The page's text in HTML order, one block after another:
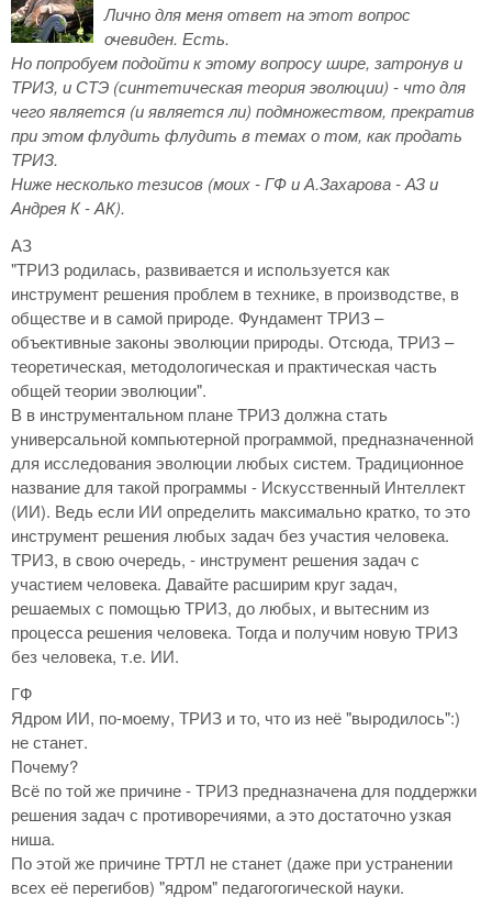
Лично для меня ответ на этот вопрос
очевиден. Есть.
Но попробуем подойти к этому вопросу шире, затронув и
ТРИЗ, и СТЭ (синтетическая теория эволюции) - что для
чего является (и является ли) подмножеством, прекратив
при этом флудить флудить в темах о том, как продать
ТРИЗ.
Ниже несколько тезисов (моих - ГФ и А.Захарова - АЗ и
Андрея К - АК).
АЗ
"ТРИЗ родилась, развивается и используется как
инструмент решения проблем в технике, в производстве, в
обществе и в самой природе. Фундамент ТРИЗ –
объективные законы эволюции природы. Отсюда, ТРИЗ –
теоретическая, методологическая и практическая часть
общей теории эволюции".
В в инструментальном плане ТРИЗ должна стать
универсальной компьютерной программой, предназначенной
для исследования эволюции любых систем. Традиционное
название для такой программы - Искусственный Интеллект
(ИИ). Ведь если ИИ определить максимально кратко, то это
инструмент решения любых задач без участия человека.
ТРИЗ, в свою очередь, - инструмент решения задач с
участием человека. Давайте расширим круг задач,
решаемых с помощью ТРИЗ, до любых, и вытесним из
процесса решения человека. Тогда и получим новую ТРИЗ
без человека, т.е. ИИ.
ГФ
Ядром ИИ, по-моему, ТРИЗ и то, что из неё "выродилось":)
не станет.
Почему?
Всё по той же причине - ТРИЗ предназначена для поддержки
решения задач с противоречиями, а это достаточно узкая
ниша.
По этой же причине ТРТЛ не станет (даже при устранении
всех её перегибов) "ядром" педагогогической науки.